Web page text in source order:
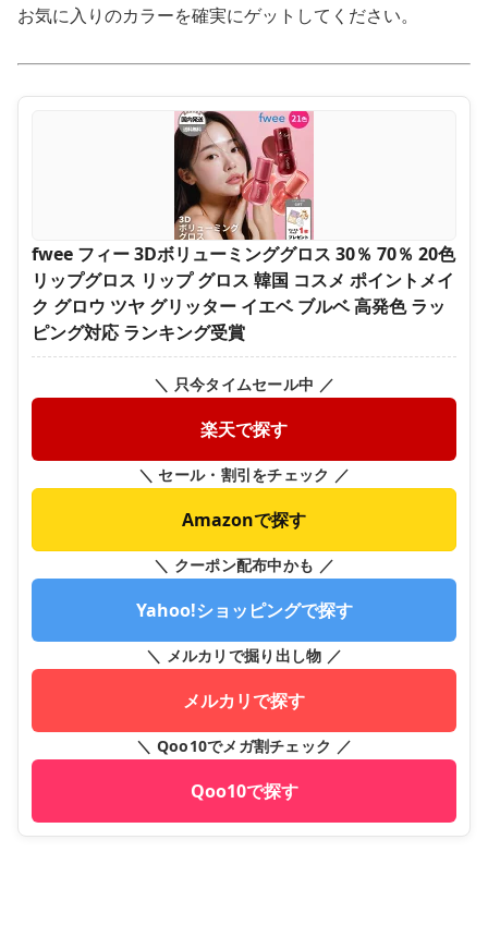
お気に入りのカラーを確実にゲットしてください。
fwee フィー 3Dボリューミンググロス 30％ 70％ 20色
リップグロス リップ グロス 韓国 コスメ ポイントメイ
ク グロウ ツヤ グリッター イエベ ブルベ 高発色 ラッ
ピング対応 ランキング受賞
＼ 只今タイムセール中 ／
楽天で探す
＼ セール・割引をチェック ／
Amazonで探す
＼ クーポン配布中かも ／
Yahoo!ショッピングで探す
＼ メルカリで掘り出し物 ／
メルカリで探す
＼ Qoo10でメガ割チェック ／
Qoo10で探す